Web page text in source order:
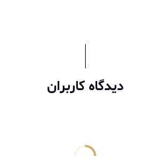
دیدگاه کاربران